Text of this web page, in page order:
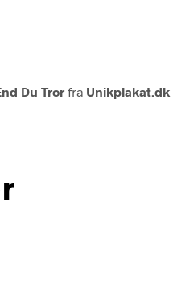
Du Tror fra Unikplakat.dk